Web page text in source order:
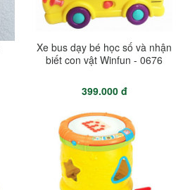
Xe bus dạy bé học số và nhận
biết con vật Winfun - 0676
399.000 đ